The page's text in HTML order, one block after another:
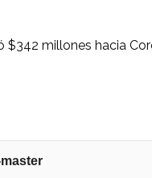
$342 millones hacia